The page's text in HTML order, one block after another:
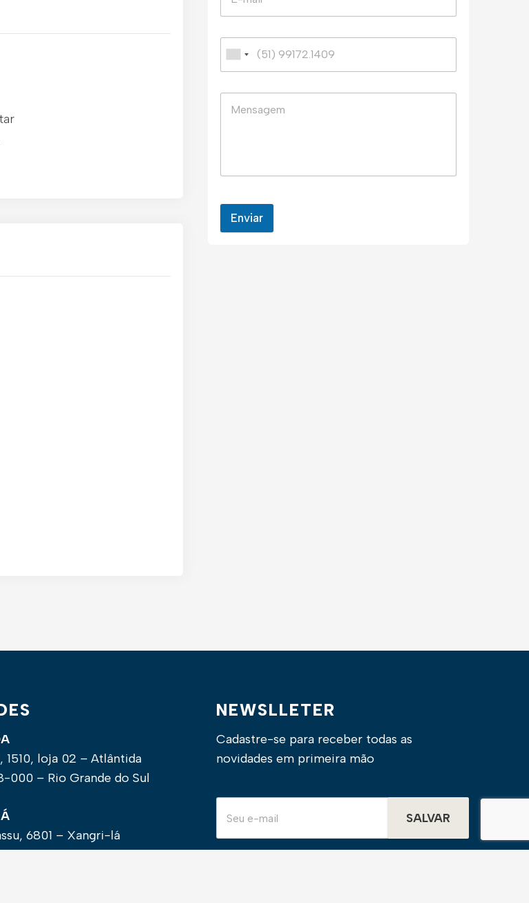
Enviar
1510, loja 02 – Atlântida
000 – Rio Grande do Sul
6801 – Xangri-lá
000 – Rio Grande do Sul
NEWSLLETER
Cadastre-se para receber todas as
novidades em primeira mão
SALVAR